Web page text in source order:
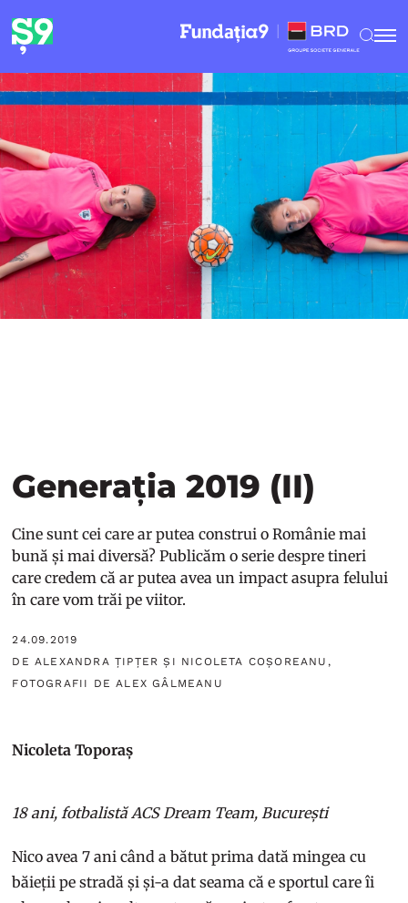
Generația 2019 (II)
Cine sunt cei care ar putea construi o Românie mai
bună și mai diversă? Publicăm o serie despre tineri
care credem că ar putea avea un impact asupra felului
în care vom trăi pe viitor.
24.09.2019
DE ALEXANDRA ȚIPȚER ȘI NICOLETA COȘOREANU,
FOTOGRAFII DE ALEX GÂLMEANU
Nicoleta Toporaș
18 ani, fotbalistă ACS Dream Team, București
Nico avea 7 ani când a bătut prima dată mingea cu
băieții pe stradă și și-a dat seama că e sportul care îi